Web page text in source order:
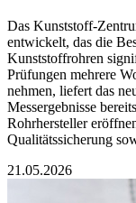
Das Kunststoff-
entwickelt, das die
Kunststoffrohren
Prüfungen mehrere
nehmen, liefert das
Messergebnisse
Rohrhersteller
Qualitätssicherung
21.05.2026